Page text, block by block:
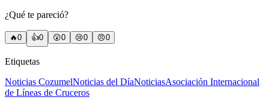
¿Qué te pareció?
🔥0 👍0 😲0 😢0 😠0
Etiquetas
Noticias CozumelNoticias del DíaNoticiasAsociación Internacional
de Líneas de Cruceros